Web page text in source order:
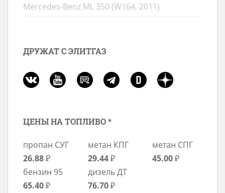
Mercedes-Benz ML 350 (W164, 2011)
ДРУЖАТ С ЭЛИТГАЗ
ЦЕНЫ НА ТОПЛИВО *
пропан СУГ
26.88₽
метан КПГ
29.44₽
метан СПГ
45.00₽
бензин 95
65.40₽
дизель ДТ
76.70₽